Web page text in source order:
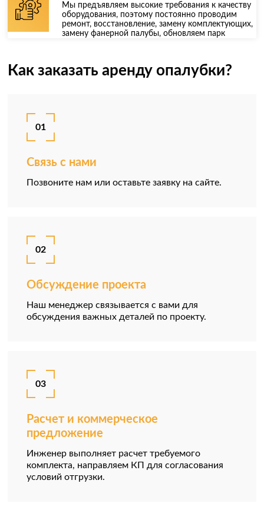
Мы предъявляем высокие требования к качеству
оборудования, поэтому постоянно проводим
ремонт, восстановление, замену комплектующих,
замену фанерной палубы, обновляем парк
Как заказать аренду опалубки?
01
Связь с нами
Позвоните нам или оставьте заявку на сайте.
02
Обсуждение проекта
Наш менеджер связывается с вами для
обсуждения важных деталей по проекту.
03
Расчет и коммерческое
предложение
Инженер выполняет расчет требуемого
комплекта, направляем КП для согласования
условий отгрузки.